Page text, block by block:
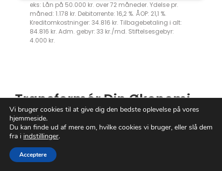
eks: Lån på 50.000 kr. over 72 måneder. Ydelse pr.
måned: 1.178 kr. Debitorrente: 16,2 %. ÅOP: 21,1 %.
Kreditomkostninger: 34.816 kr. Tilbagebetaling i alt:
84.816 kr. Adm. gebyr: 33 kr./md. Stiftelsesgebyr:
4.000 kr.
Transformér Din Økonomi
MedLån 2000
Er du på jagt efter den ultimative løsning til
at puste nyt liv i din økonomi?
her for at forvandle dine drømme til
Vi bruger cookies til at give dig den bedste oplevelse på vores
hjemmeside.
Du kan finde ud af mere om, hvilke cookies vi bruger, eller slå dem
fra i indstillinger.
Acceptere